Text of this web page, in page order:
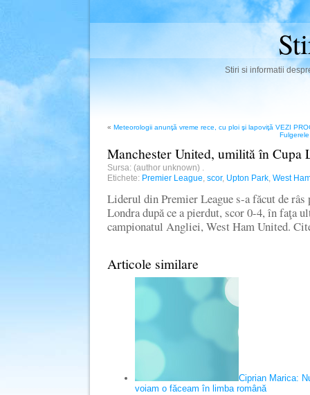
Stiri si informatii
« Meteorologii anunţă vreme rece, cu ploi şi lapoviţă VEZI
Manchester United, umilită în
Sursa: (author unknown)
Etichete: Premier League scor, Upton Park West
Liderul din Premier League s-a făcut de
Londra după ce a pierdut, scor 0-4, în faţa
campionatul Angliei, West Ham United.
Articole similare
Ciprian Marica:
voiam o făceam în limba română